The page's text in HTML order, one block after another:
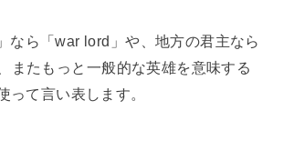
なら「war lord」や、地方の君主なら
またもっと一般的な英雄を意味する
って言い表します。